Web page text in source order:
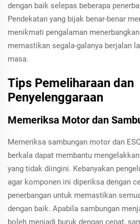
dengan baik selepas beberapa
Pendekatan yang bijak benar-benar
menikmati pengalaman
memastikan segala-galanya berjalan
masa.
Tips Pemeliharaan dan
Penyelenggaraan
Memeriksa Motor dan
Memeriksa sambungan motor dan
berkala dapat membantu
yang tidak diingini. Kebanyakan
agar komponen ini diperiksa dengan
penerbangan untuk memastikan
dengan baik. Apabila sambungan